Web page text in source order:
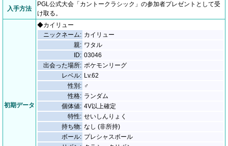
入手方法
PGL公式大会「カントークラシック」の参加者プレゼントとして受
け取る。
初期データ
◆カイリュー
ニックネーム: カイリュー
親: ワタル
ID: 03046
出会った場所: ポケモンリーグ
レベル: Lv.62
性別: ♂
性格: ランダム
個体値: 4V以上確定
特性: せいしんりょく
持ち物: なし (非所持)
ボール: プレシャスボール